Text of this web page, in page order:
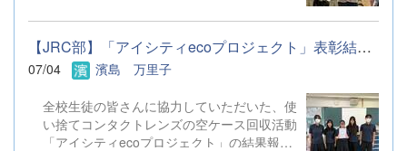
に分かれ、活発な意見交換を行うことができ
ました。講師の方々からいただいた多方面か
らのご指摘のおかげで、生徒たちは様々な気
づきを得ることができたようです。今後の探
ができました。 （7月17日（金）の上毛新聞
にも掲載されています。） 【生徒から
告、 今年度の活動予定や予算が原案通り承
認されました。 また、今後も期生会による
懇親会の開催が確認されました。 今回の懇
親会「東の十会～Just Age Meeting～」は
生が幹事長となり、179名の参加者を集め、
盛大に開催されました。 特に今回の目玉企
画である「仮装での参加」 にはたくさんの
【JRC部】「アイシティecoプロジェクト」表彰結果のお知らせ
07/04 濱島 万里子
全校生徒の皆さんに協力していただいた、使
い捨てコンタクトレンズの空ケース回収活動
「アイシティecoプロジェクト」の結果報告